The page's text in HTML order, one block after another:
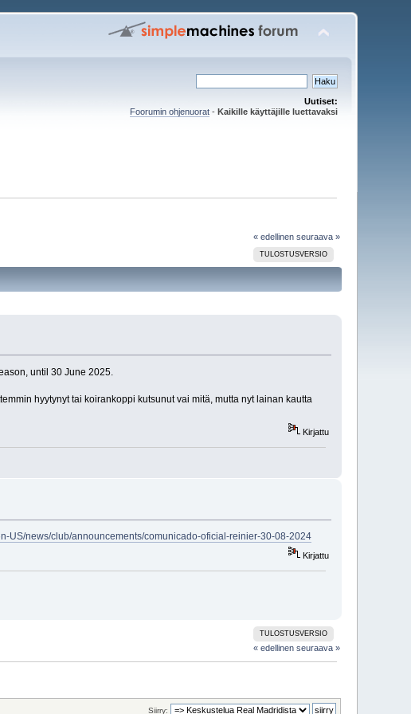
Uutiset:
Foorumin ohjenuorat- Kaikille käyttäjille luettavaksi
« edellinen seuraava »
TULOSTUSVERSIO
until 30 June 2025.
hyytynyt tai koirankoppi kutsunut vai mitä, mutta nyt lainan kautta
Kirjattu
US/news/club/announcements/comunicado-oficial-reinier-30-08-2024
Kirjattu
TULOSTUSVERSIO
« edellinen seuraava »
Siirry: